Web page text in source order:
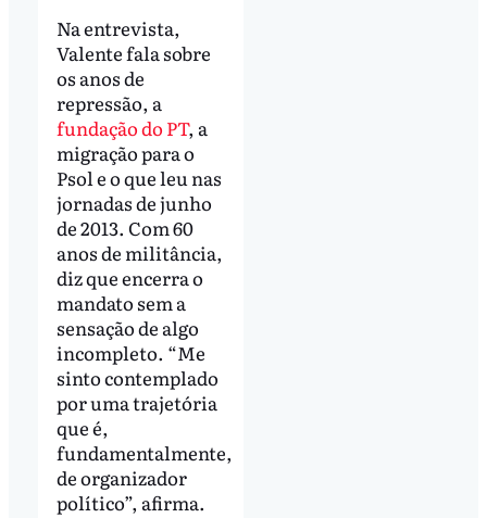
Na entrevista,
Valente fala sobre
os anos de
repressão, a
fundação do PT, a
migração para o
Psol e o que leu nas
jornadas de junho
de 2013. Com 60
anos de militância,
diz que encerra o
mandato sem a
sensação de algo
incompleto. “Me
sinto contemplado
por uma trajetória
que é,
fundamentalmente,
de organizador
político”, afirma.